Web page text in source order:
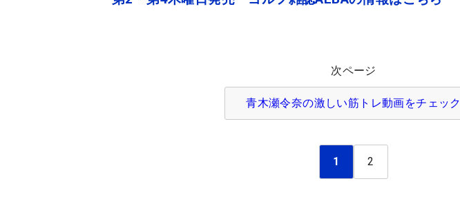
次ページ
青木瀬令奈の激しい筋トレ動画をチェック
1 2